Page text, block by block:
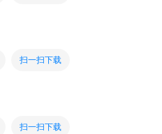
扫一扫下载
扫一扫下载